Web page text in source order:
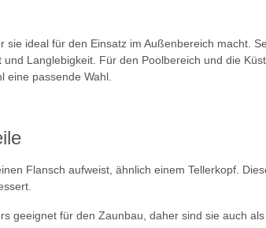
ideal für den Einsatz im Außenbereich macht.
Langlebigkeit. Für den Poolbereich und die
eine passende Wahl.
Flansch aufweist, ähnlich einem Tellerkopf.
geeignet für den Zaunbau, daher sind sie auch